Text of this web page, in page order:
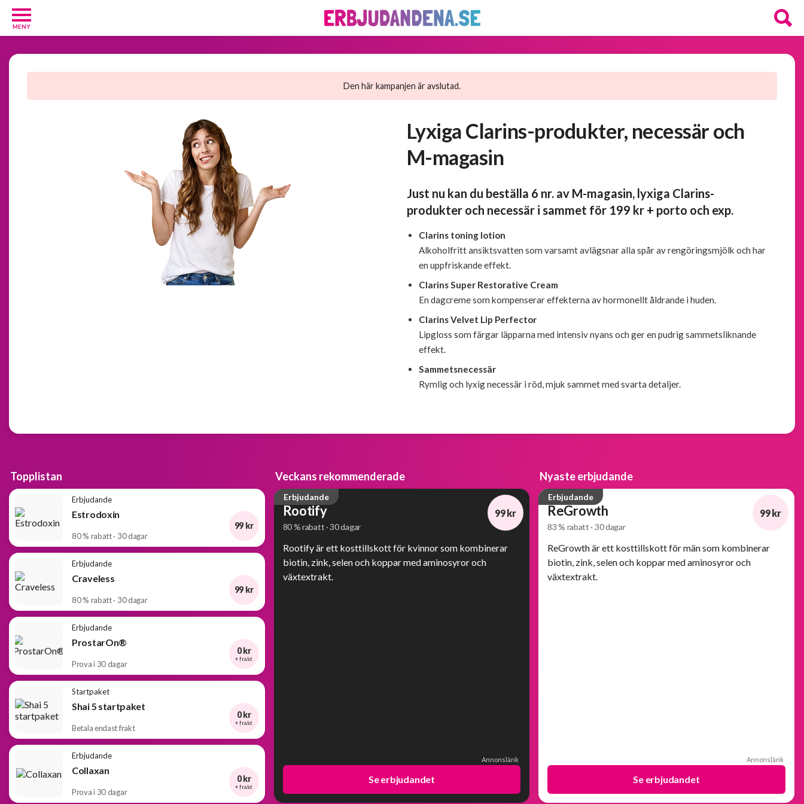
MENY
Den här kampanjen är avslutad.
Lyxiga Clarins-produkter, necessär och
M-magasin
Just nu kan du beställa 6 nr. av M-magasin, lyxiga Clarins-
produkter och necessär i sammet för 199 kr + porto och exp.
Clarins toning lotion
Alkoholfritt ansiktsvatten som varsamt avlägsnar alla spår av rengöringsmjölk och har
en uppfriskande effekt.
Clarins Super Restorative Cream
En dagcreme som kompenserar effekterna av hormonellt åldrande i huden.
Clarins Velvet Lip Perfector
Lipgloss som färgar läpparna med intensiv nyans och ger en pudrig sammetsliknande
effekt.
Sammetsnecessär
Rymlig och lyxig necessär i röd, mjuk sammet med svarta detaljer.
Topplistan
Erbjudande
Estrodoxin
80 % rabatt · 30 dagar
99 kr
Erbjudande
Craveless
80 % rabatt · 30 dagar
99 kr
Erbjudande
ProstarOn®
Prova i 30 dagar
0 kr
+ frakt
Startpaket
Shai 5 startpaket
Betala endast frakt
0 kr
+ frakt
Erbjudande
Collaxan
Prova i 30 dagar
0 kr
+ frakt
Veckans rekommenderade
Erbjudande
Rootify
80 % rabatt · 30 dagar
99 kr
Rootify är ett kosttillskott för kvinnor som kombinerar
biotin, zink, selen och koppar med aminosyror och
växtextrakt.
Annonslänk
Se erbjudandet
Nyaste erbjudande
Erbjudande
ReGrowth
83 % rabatt · 30 dagar
99 kr
ReGrowth är ett kosttillskott för män som kombinerar
biotin, zink, selen och koppar med aminosyror och
växtextrakt.
Annonslänk
Se erbjudandet
Baby
Hälsa